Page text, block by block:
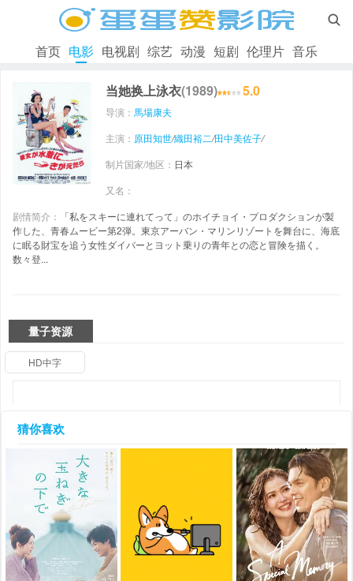

首页 电影 电视剧 综艺 动漫 短剧 伦理片 音乐
当她换上泳衣(1989) 5.0
导演： 馬場康夫
主演： 原田知世/織田裕二/田中美佐子/
制片国家/地区： 日本
又名：
剧情简介：
「私をスキーに連れてって」のホイチョイ・プロダクションが製
作した、青春ムービー第2弾。東京アーバン・マリンリゾートを舞台に、海底
に眠る財宝を追う女性ダイバーとヨット乗りの青年との恋と冒険を描く。
数々登...
量子资源
HD中字
猜你喜欢